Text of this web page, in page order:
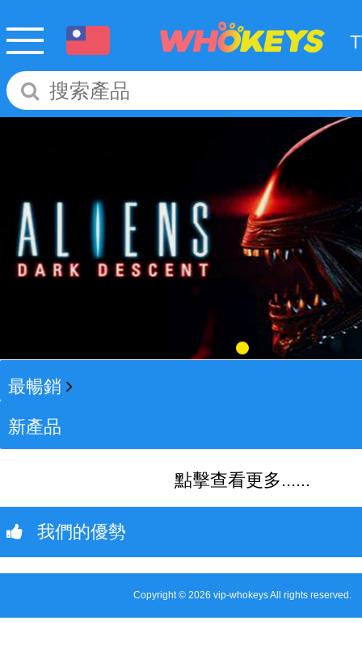
最暢銷
新產品
點擊查看更多......
我們的優勢
Copyright © 2026 vip-whokeys All rights reserved.